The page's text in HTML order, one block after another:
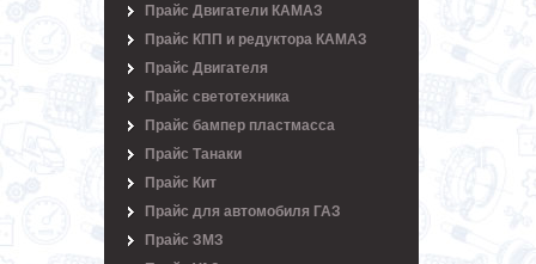
Прайс Двигатели КАМАЗ
Прайс КПП и редуктора КАМАЗ
Прайс Двигателя
Прайс светотехника
Прайс бампер пластмасса
Прайс Танаки
Прайс Кит
Прайс для автомобиля ГАЗ
Прайс ЗМЗ